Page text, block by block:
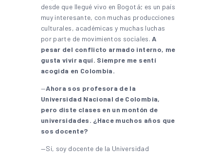
desde que llegué vivo en Bogotá; es un país
muy interesante, con muchas producciones
culturales, académicas y muchas luchas
por parte de movimientos sociales.A
pesar del conflicto armado interno, me
gusta vivir aquí. Siempre me sentí
acogida en Colombia.
—Ahora sos profesora de la
Universidad Nacional de Colombia,
pero diste clases en un montón de
universidades. ¿Hace muchos años que
sos docente?
—Sí, soy docente de la Universidad